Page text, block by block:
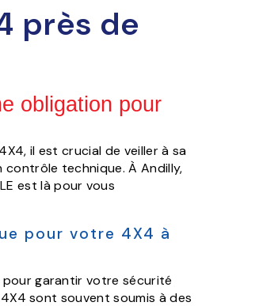
près de
obligation pour
il est crucial de veiller à sa
technique. À Andilly,
est là pour vous
pour votre 4X4 à
garantir votre sécurité
sont souvent soumis à des